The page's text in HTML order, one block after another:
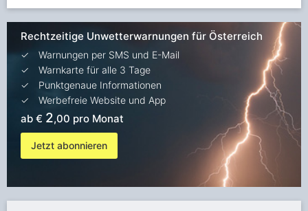
Rechtzeitige Unwetterwarnungen für Österreich
Warnungen per SMS und E-Mail
Warnkarte für alle 3 Tage
Punktgenaue Informationen
Werbefreie Website und App
ab € 2,00 pro Monat
Jetzt abonnieren